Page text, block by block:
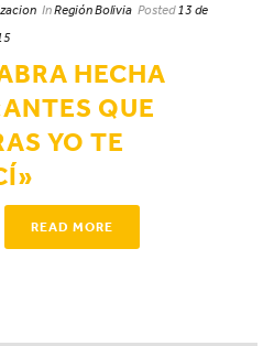
InRegión Bolivia Posted 13 de
HECHA
QUE
YO TE
READ MORE